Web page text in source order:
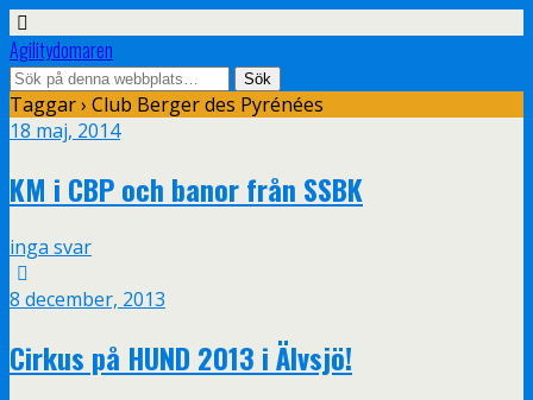
Agilitydomaren
Taggar › Club Berger des Pyrénées
18 maj, 2014
KM i CBP och banor från SSBK
inga svar
8 december, 2013
Cirkus på HUND 2013 i Älvsjö!